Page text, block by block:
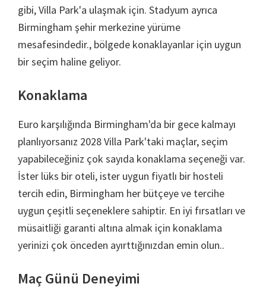
gibi, Villa Park'a ulaşmak için. Stadyum ayrıca
Birmingham şehir merkezine yürüme
mesafesindedir., bölgede konaklayanlar için uygun
bir seçim haline geliyor.
Konaklama
Euro karşılığında Birmingham'da bir gece kalmayı
planlıyorsanız 2028 Villa Park'taki maçlar, seçim
yapabileceğiniz çok sayıda konaklama seçeneği var.
İster lüks bir oteli, ister uygun fiyatlı bir hosteli
tercih edin, Birmingham her bütçeye ve tercihe
uygun çeşitli seçeneklere sahiptir. En iyi fırsatları ve
müsaitliği garanti altına almak için konaklama
yerinizi çok önceden ayırttığınızdan emin olun..
Maç Günü Deneyimi